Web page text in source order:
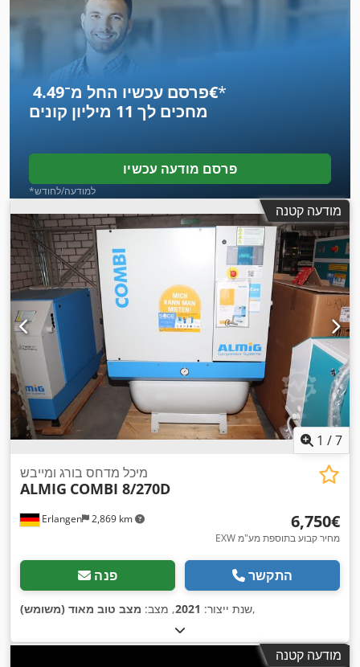
פרסם עכשיו החל מ־‏4.49 ‏€*
מחכים לך 11 מיליון קונים
פרסם מודעה עכשיו
*למודעה/לחודש
מודעה קטנה
1 /7
Erlangen 2,869 km
מיכל מדחס בורג ומייבש
ALMIG COMBI 8/270D
‏6,750 ‏€
EXW מחיר קבוע בתוספת מע"מ
פנה התקשר
שנת ייצור: 2021, מצב: מצב טוב מאוד (משומש) ,
מודעה קטנה